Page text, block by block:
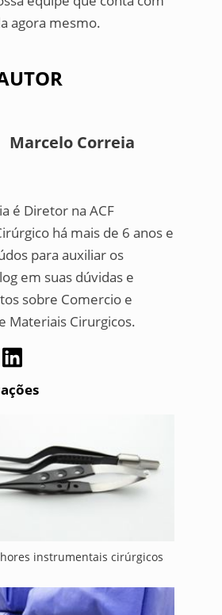
agora mesmo.
Marcelo Correia
é Diretor na ACF
há mais de 6 anos e
para auxiliar os
em suas dúvidas e
sobre Comercio e
Materiais Cirurgicos.
instrumentais cirúrgicos